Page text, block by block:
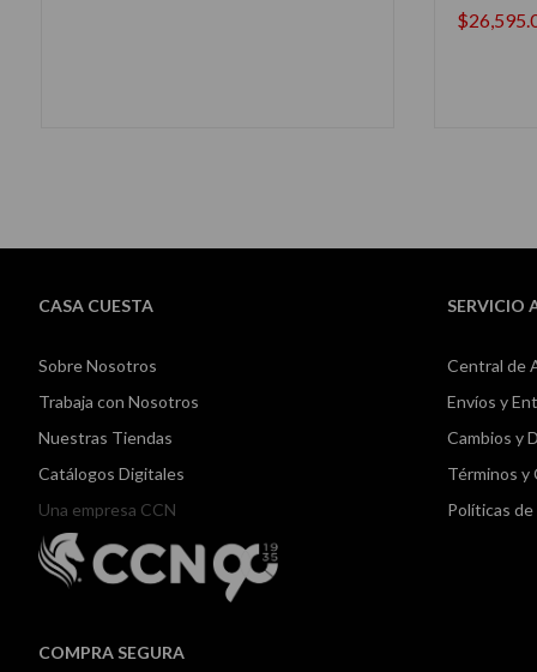
CASA CUESTA
Sobre Nosotros
Trabaja con Nosotros
Nuestras Tiendas
Catálogos Digitales
Una empresa CCN
COMPRA SEGURA
SERVICIO
Central de
Envíos y
Cambios y
Términos y
Políticas